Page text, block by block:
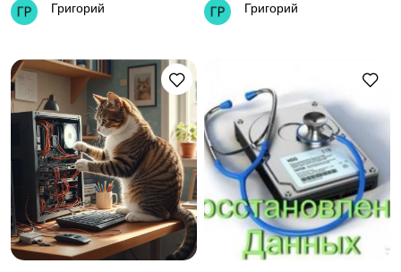
Григорий Григорий